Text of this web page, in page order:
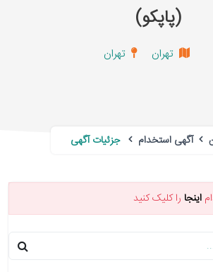
(پاپکو)
تهران تهران
آگهی استخدام جزئیات آگهی
اینجا را کلیک کنید